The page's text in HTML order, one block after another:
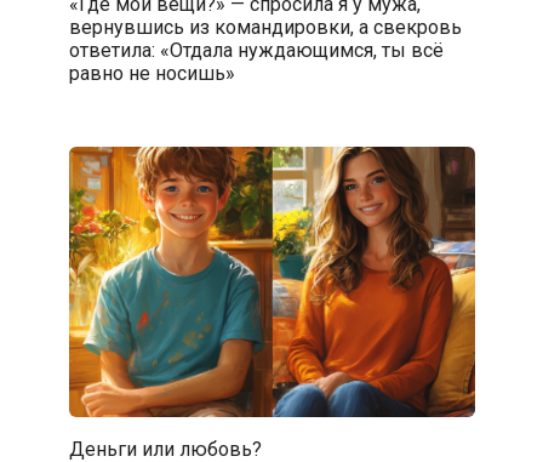
вернувшись из командировки, а свекровь
ответила: «Отдала нуждающимся, ты всё
равно не носишь»
Деньги или любовь?